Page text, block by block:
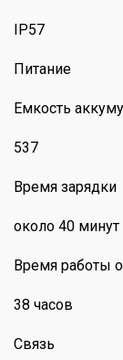
IP57
Питание
Емкость
537
Время зарядки
около 40 минут
Время работы
38 часов
Связь